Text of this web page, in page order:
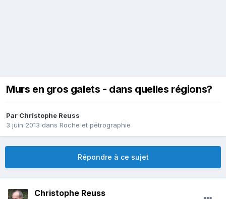
Murs en gros galets - dans quelles régions?
Par Christophe Reuss
3 juin 2013 dans Roche et pétrographie
Répondre à ce sujet
Christophe Reuss